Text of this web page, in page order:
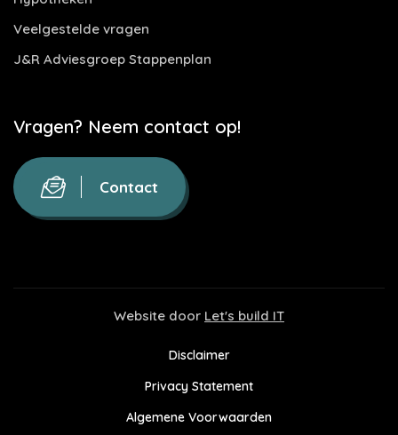
Veelgestelde vragen
J&R Adviesgroep Stappenplan
Vragen? Neem contact op!
Contact
Website door Let's build IT
Disclaimer
Privacy Statement
Algemene Voorwaarden